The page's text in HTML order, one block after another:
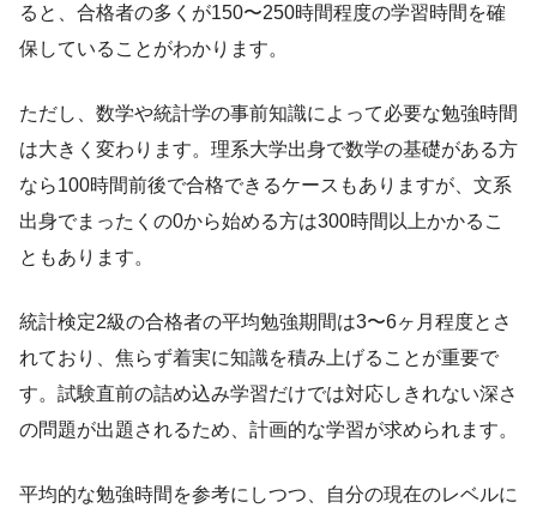
ると、合格者の多くが150〜250時間程度の学習時間を確
保していることがわかります。
ただし、数学や統計学の事前知識によって必要な勉強時間
は大きく変わります。理系大学出身で数学の基礎がある方
なら100時間前後で合格できるケースもありますが、文系
出身でまったくの0から始める方は300時間以上かかるこ
ともあります。
統計検定2級の合格者の平均勉強期間は3〜6ヶ月程度とさ
れており、焦らず着実に知識を積み上げることが重要で
す。試験直前の詰め込み学習だけでは対応しきれない深さ
の問題が出題されるため、計画的な学習が求められます。
平均的な勉強時間を参考にしつつ、自分の現在のレベルに